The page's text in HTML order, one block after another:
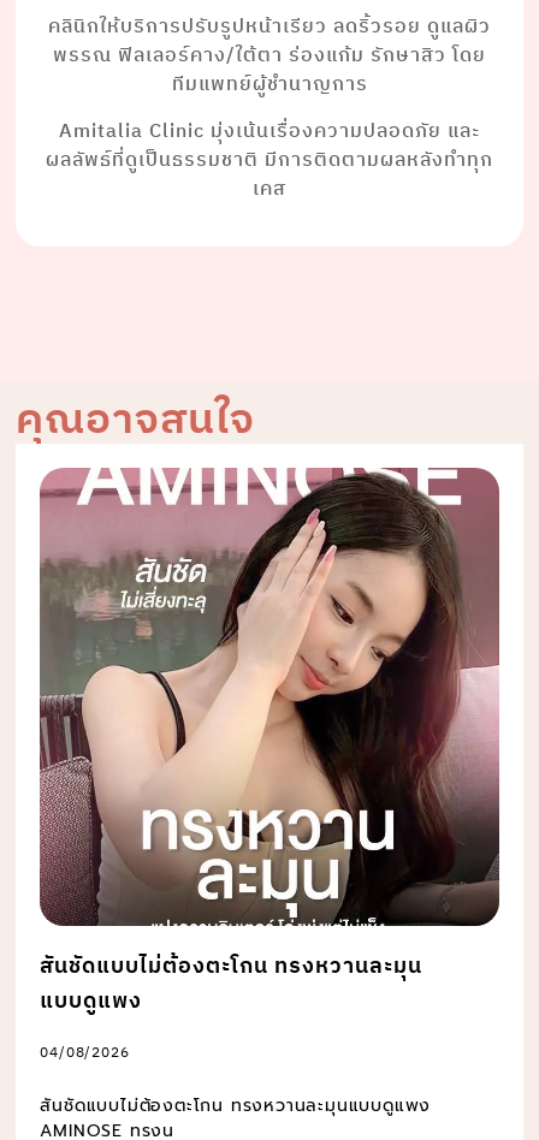
คลินิกให้บริการปรับรูปหน้าเรียว ลดริ้วรอย ดูแลผิว
พรรณ ฟิลเลอร์คาง/ใต้ตา ร่องแก้ม รักษาสิว โดย
ทีมแพทย์ผู้ชำนาญการ
Amitalia Clinic มุ่งเน้นเรื่องความปลอดภัย และ
ผลลัพธ์ที่ดูเป็นธรรมชาติ มีการติดตามผลหลังทำทุก
เคส
คุณอาจสนใจ
สันชัดแบบไม่ต้องตะโกน ทรงหวานละมุน
แบบดูแพง
04/08/2026
สันชัดแบบไม่ต้องตะโกน ทรงหวานละมุนแบบดูแพง
AMINOSE ทรงน